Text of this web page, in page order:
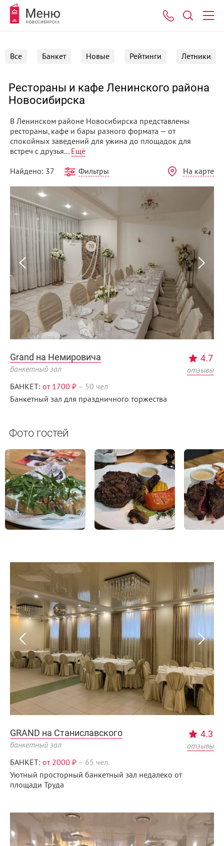
Все Банкет Новые Рейтинги Летники
Рестораны и кафе Ленинского района
Новосибирска
В Ленинском районе Новосибирска представлены
рестораны, кафе и бары разного формата — от
спокойных заведений для ужина до площадок для
встреч с друзья... Ещё
Найдено: 37 Фильтры На карте
Grand на Немировича
банкетный зал
4.7
отзывы
БАНКЕТ: от 1700 ₽ – 50 чел
Банкетный зал для праздничного торжества
Фото гостей
GRAND на Станиславского
банкетный зал
4.3
отзывы
БАНКЕТ: от 2000 ₽ – 65 чел.
Уютный просторный банкетный зал недалеко от
площади Труда